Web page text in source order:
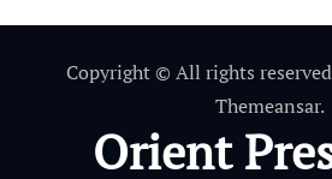
Copyright © All rights reserved
Themeansar.
Orient